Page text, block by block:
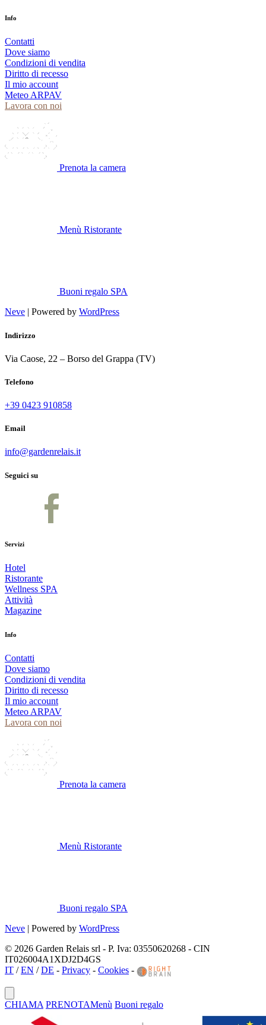
Info
Contatti
Dove siamo
Condizioni di vendita
Diritto di recesso
Il mio account
Meteo ARPAV
Lavora con noi
Prenota la camera
Menù Ristorante
Buoni regalo SPA
Neve | Powered by WordPress
Indirizzo
Via Caose, 22 – Borso del Grappa (TV)
Telefono
+39 0423 910858
Email
info@gardenrelais.it
Seguici su
Servizi
Hotel
Ristorante
Wellness SPA
Attività
Magazine
Info
Contatti
Dove siamo
Condizioni di vendita
Diritto di recesso
Il mio account
Meteo ARPAV
Lavora con noi
Prenota la camera
Menù Ristorante
Buoni regalo SPA
Neve | Powered by WordPress
© 2026 Garden Relais srl - P. Iva: 03550620268 - CIN
IT026004A1XDJ2D4GS
IT /EN /DE - Privacy - Cookies -
CHIAMA PRENOTAMenù Buoni regalo